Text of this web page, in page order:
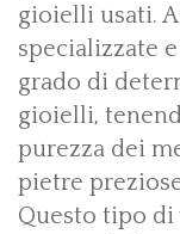
gioielli usati.
specializzate
grado di
gioielli,
purezza dei
pietre
Questo tipo